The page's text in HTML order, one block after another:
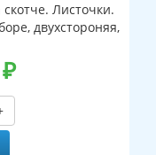
Листочки.
двухстороняя,
₽